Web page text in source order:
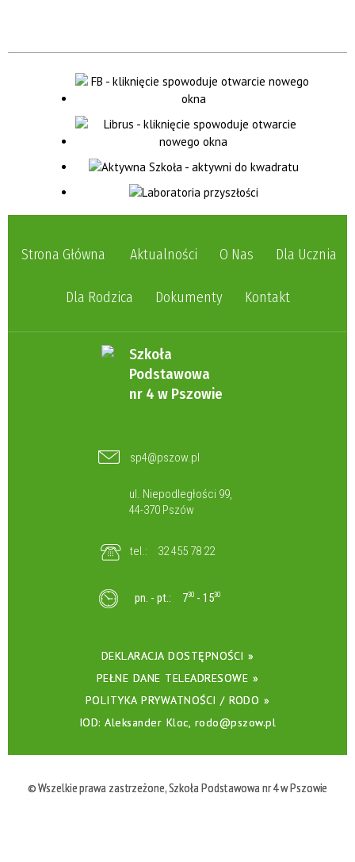
Strona Główna Aktualności O Nas Dla Ucznia
Dla Rodzica Dokumenty Kontakt
Szkoła
Podstawowa
nr 4 w Pszowie
sp4@pszow.pl
ul. Niepodległości 99,
44-370 Pszów
tel.: 32 455 78 22
pn. - pt.: 730 - 1530
DEKLARACJA DOSTĘPNOŚCI »
PEŁNE DANE TELEADRESOWE »
POLITYKA PRYWATNOŚCI / RODO »
IOD: Aleksander Kloc, rodo@pszow.pl
© Wszelkie prawa zastrzeżone, Szkoła Podstawowa nr 4 w Pszowie